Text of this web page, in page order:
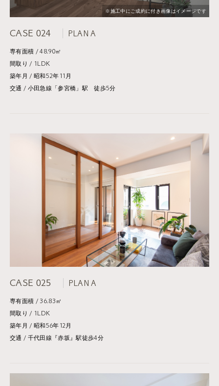
※施工中にご成約に付き画像はイメージです
CASE 024 PLAN A
専有面積 / 48.90㎡
間取り / 1LDK
築年月 / 昭和52年11月
交通 / 小田急線「参宮橋」駅 徒歩5分
CASE 025 PLAN A
専有面積 / 36.83㎡
間取り / 1LDK
築年月 / 昭和56年12月
交通 / 千代田線『赤坂』駅徒歩4分